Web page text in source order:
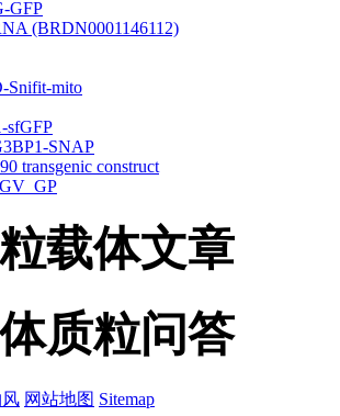
GFP
(BRDN0001146112)
Snifit-mito
sfGFP
SNAP
transgenic construct
载体文章
质粒问答
网站地图 Sitemap